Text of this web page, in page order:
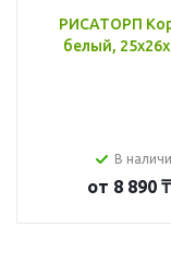
РИСАТОРП
белый,
В
от 8 890 ₸